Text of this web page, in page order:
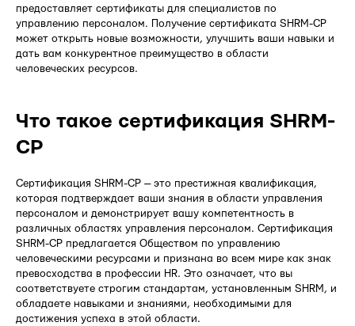
предоставляет сертификаты для специалистов по
управлению персоналом. Получение сертификата SHRM-CP
может открыть новые возможности, улучшить ваши навыки и
дать вам конкурентное преимущество в области
человеческих ресурсов.
Что такое сертификация SHRM-
CP
Сертификация SHRM-CP — это престижная квалификация,
которая подтверждает ваши знания в области управления
персоналом и демонстрирует вашу компетентность в
различных областях управления персоналом. Сертификация
SHRM-CP предлагается Обществом по управлению
человеческими ресурсами и признана во всем мире как знак
превосходства в профессии HR. Это означает, что вы
соответствуете строгим стандартам, установленным SHRM, и
обладаете навыками и знаниями, необходимыми для
достижения успеха в этой области.